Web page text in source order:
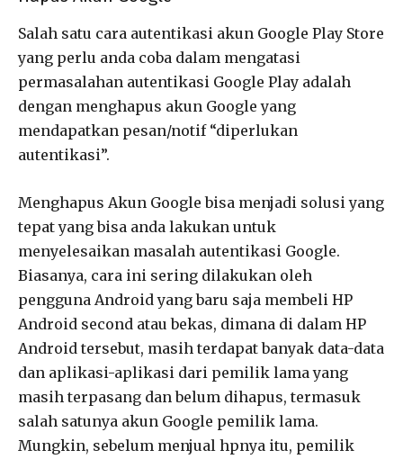
Salah satu cara autentikasi akun Google Play Store
yang perlu anda coba dalam mengatasi
permasalahan autentikasi Google Play adalah
dengan menghapus akun Google yang
mendapatkan pesan/notif “diperlukan
autentikasi”.
Menghapus Akun Google bisa menjadi solusi yang
tepat yang bisa anda lakukan untuk
menyelesaikan masalah autentikasi Google.
Biasanya, cara ini sering dilakukan oleh
pengguna Android yang baru saja membeli HP
Android second atau bekas, dimana di dalam HP
Android tersebut, masih terdapat banyak data-data
dan aplikasi-aplikasi dari pemilik lama yang
masih terpasang dan belum dihapus, termasuk
salah satunya akun Google pemilik lama.
Mungkin, sebelum menjual hpnya itu, pemilik